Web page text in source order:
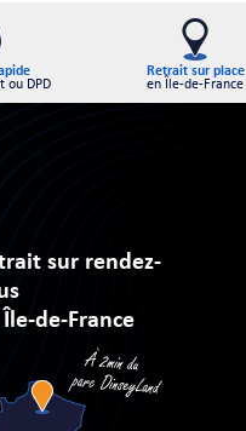
ou DPD
Retrait sur place
en Île-de-France
sur rendez-
de-France